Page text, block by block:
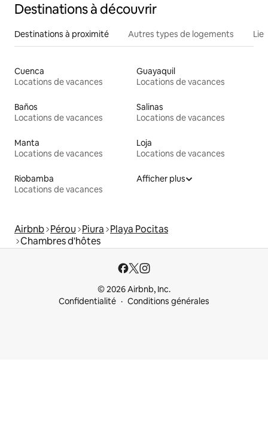
Destinations à découvrir
Destinations à proximité Autres types de logements
Cuenca
Locations de vacances
Guayaquil
Locations de vacances
Baños
Locations de vacances
Salinas
Locations de vacances
Manta
Locations de vacances
Loja
Locations de vacances
Riobamba
Locations de vacances
Afficher plus
Airbnb Pérou Piura Playa Pocitas
Chambres d'hôtes
© 2026 Airbnb, Inc.
Confidentialité
Conditions générales